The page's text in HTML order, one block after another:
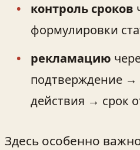
контроль сроков
формулировки
рекламацию
подтверждение →
действия → срок
Здесь особенно